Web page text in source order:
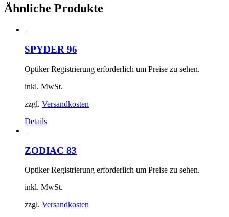
Ähnliche Produkte
SPYDER 96
Optiker Registrierung erforderlich um Preise zu sehen.
inkl. MwSt.
zzgl. Versandkosten
Details
ZODIAC 83
Optiker Registrierung erforderlich um Preise zu sehen.
inkl. MwSt.
zzgl. Versandkosten